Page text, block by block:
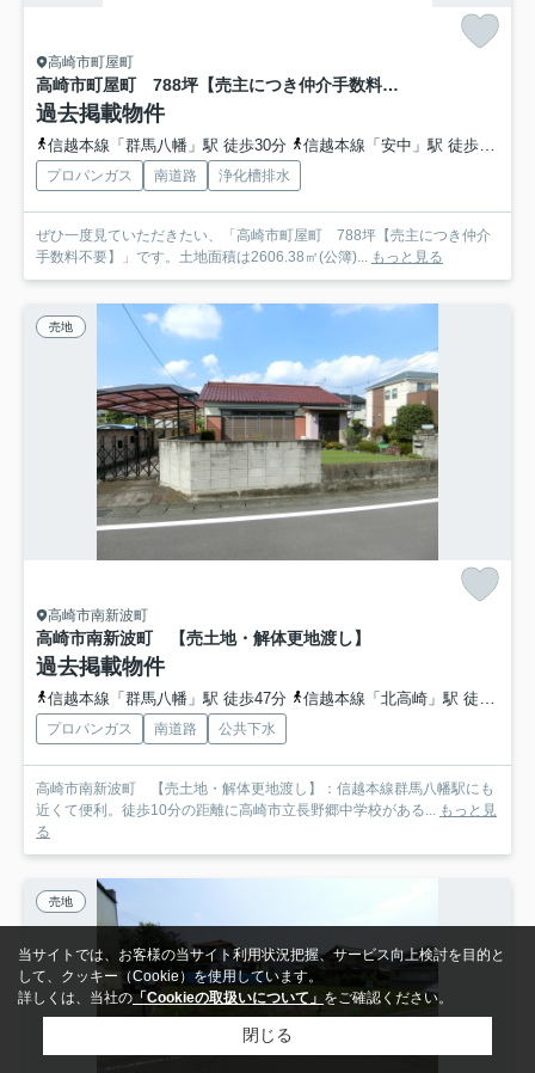
高崎市町屋町
高崎市町屋町 788坪【売主につき仲介手数料不要】
過去掲載物件
信越本線「群馬八幡」駅 徒歩30分 信越本線「安中」駅 徒歩57分
プロパンガス 南道路 浄化槽排水
ぜひ一度見ていただきたい、「高崎市町屋町 788坪【売主につき仲介
手数料不要】」です。土地面積は2606.38㎡(公簿)... もっと見る
売地
高崎市南新波町
高崎市南新波町 【売土地・解体更地渡し】
過去掲載物件
信越本線「群馬八幡」駅 徒歩47分 信越本線「北高崎」駅 徒歩48分
プロパンガス 南道路 公共下水
高崎市南新波町 【売土地・解体更地渡し】：信越本線群馬八幡駅にも
近くて便利。徒歩10分の距離に高崎市立長野郷中学校がある... もっと見
る
売地
当サイトでは、お客様の当サイト利用状況把握、サービス向上検討を目的と
して、クッキー（Cookie）を使用しています。
詳しくは、当社の 「Cookieの取扱いについて」 をご確認ください。
閉じる